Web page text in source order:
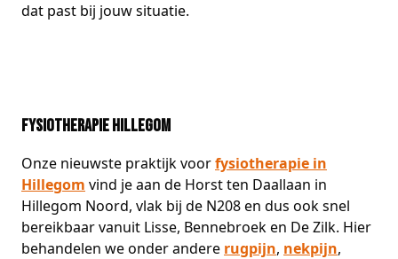
dat past bij jouw situatie.
Fysiotherapie Hillegom
Onze nieuwste praktijk voorfysiotherapie in
Hillegom vind je aan de Horst ten Daallaan in
Hillegom Noord, vlak bij de N208 en dus ook snel
bereikbaar vanuit Lisse, Bennebroek en De Zilk. Hier
behandelen we onder andere rugpijn, nekpijn,